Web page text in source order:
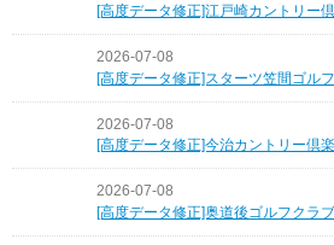
[高度データ修正]江戸崎カントリー
2026-07-08
[高度データ修正]スターツ笠間ゴル
2026-07-08
[高度データ修正]今治カントリー倶
2026-07-08
[高度データ修正]奥道後ゴルフクラブ